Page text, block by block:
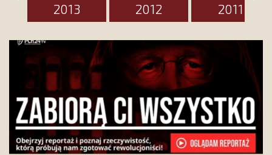
2013
2012 2011